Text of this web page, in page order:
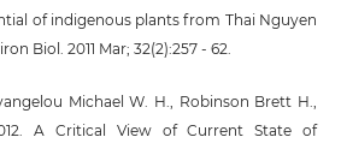
of indigenous plants from Thai Nguyen
Biol. 2011 Mar; 32(2):257 - 62.
Michael W. H., Robinson Brett H.,
A Critical View of Current State of